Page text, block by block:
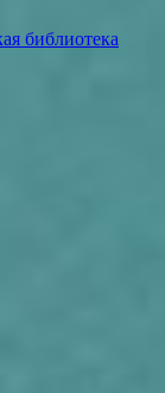
библиотека